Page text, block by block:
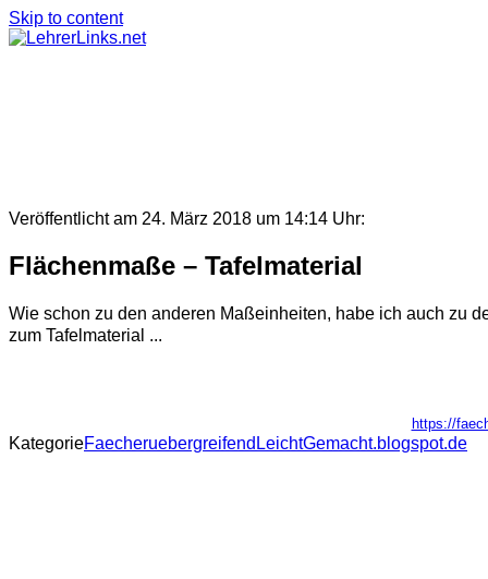
Skip to content
Veröffentlicht am 24. März 2018 um 14:14 Uhr:
Flächenmaße – Tafelmaterial
Wie schon zu den anderen Maßeinheiten, habe ich auch zu
zum Tafelmaterial ...
https://
KategorieFaecheruebergreifendLeichtGemacht.blogspot.de